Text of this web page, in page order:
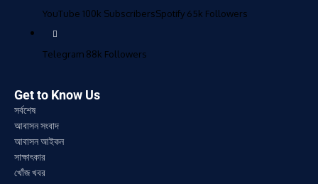
YouTube 100k SubscribersSpotify 65k Followers
Telegram 88k Followers
Get to Know Us
সর্বশেষ
আবাসন সংবাদ
আবাসন আইকন
সাক্ষাৎকার
খোঁজ খবর